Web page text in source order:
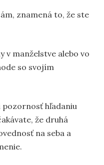
znamená to, že ste
v manželstve alebo vo
so svojím
pozornosť hľadaniu
že druhá
na seba a